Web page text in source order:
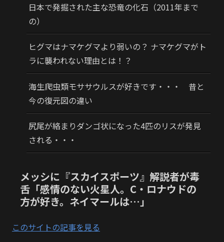
日本で発掘された主な恐竜の化石（2011年まで
の）
ヒグマはナマケグマより弱いの？ ナマケグマがト
ラに襲われない理由とは！？
海生爬虫類モササウルスが好きです・・・ 昔と
今の復元図の違い
尻尾が絡まりダンゴ状になった4匹のリスが発見
される・・・
メッシに『スカイスポーツ』解説者が毒
舌「感情のない火星人。C・ロナウドの
方が好き。ネイマールは…」
このサイトの記事を見る